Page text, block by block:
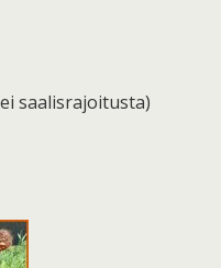
saalisrajoitusta)